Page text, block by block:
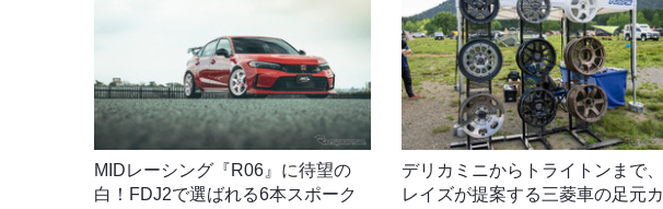
MIDレーシング『R06』に待望の
白！FDJ2で選ばれる6本スポーク
デリカミニからトライトンまで、
レイズが提案する三菱車の足元カ